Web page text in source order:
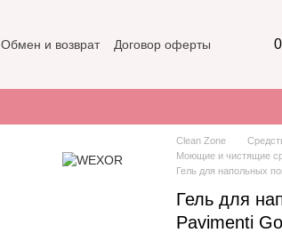
Обмен и возврат
Договор оферты
Clean Zone
Моющие и чистящие
Гель для напольных
Гель для
Pavimenti